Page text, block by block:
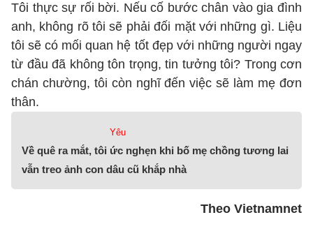
Tôi thực sự rối bời. Nếu cố bước chân vào gia đình
anh, không rõ tôi sẽ phải đối mặt với những gì. Liệu
tôi sẽ có mối quan hệ tốt đẹp với những người ngay
từ đầu đã không tôn trọng, tin tưởng tôi? Trong cơn
chán chường, tôi còn nghĩ đến việc sẽ làm mẹ đơn
thân.
Yêu
Về quê ra mắt, tôi ức nghẹn khi bố mẹ chồng tương lai
vẫn treo ảnh con dâu cũ khắp nhà
Theo Vietnamnet